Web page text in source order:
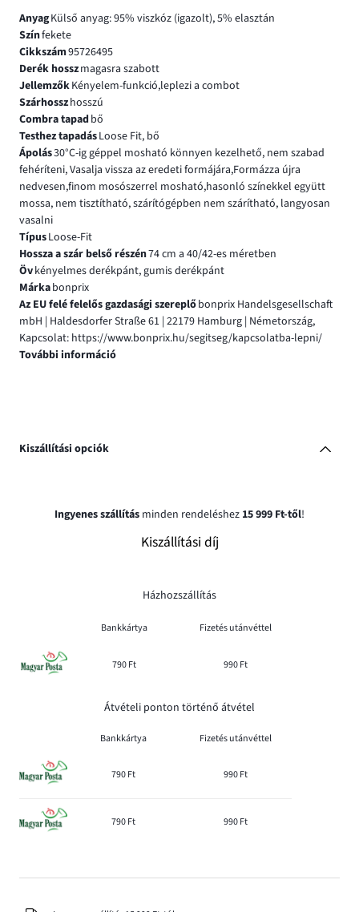
AnyagKülső anyag: 95% viszkóz (igazolt), 5% elasztán
Színfekete
Cikkszám95726495
Derék hosszmagasra szabott
JellemzőkKényelem-funkció,leplezi a combot
Szárhosszhosszú
Combra tapadbő
Testhez tapadásLoose Fit, bő
Ápolás30°C-ig géppel mosható könnyen kezelhető, nem szabad
fehéríteni, Vasalja vissza az eredeti formájára,Formázza újra
nedvesen,finom mosószerrel mosható,hasonló színekkel együtt
mossa, nem tisztítható, szárítógépben nem szárítható, langyosan
vasalni
TípusLoose-Fit
Hossza a szár belső részén74 cm a 40/42-es méretben
Övkényelmes derékpánt, gumis derékpánt
Márkabonprix
Az EU felé felelős gazdasági szereplőbonprix Handelsgesellschaft
mbH | Haldesdorfer Straße 61 | 22179 Hamburg | Németország,
Kapcsolat: https://www.bonprix.hu/segitseg/kapcsolatba-lepni/
További információ
Kiszállítási opciók
Ingyenes szállítás minden rendeléshez 15 999 Ft-től!
Kiszállítási díj
Házhozszállítás
Bankkártya Fizetés utánvéttel
790 Ft 990 Ft
Átvételi ponton történő átvétel
Bankkártya Fizetés utánvéttel
790 Ft 990 Ft
790 Ft 990 Ft